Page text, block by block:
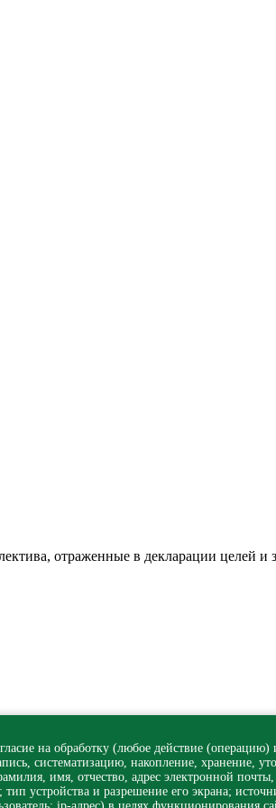
отраженные в декларации целей и
на обработку (любое действие
систематизацию, накопление, хранение,
имя, отчество, адрес электронной
устройства и разрешение его экрана;